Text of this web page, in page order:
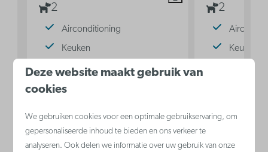
2
Airconditioning
Keuken
Dubbel bed in woonkamer
Bekijken
2
Keuken
Deze website maakt gebruik van
cookies
We gebruiken cookies voor een optimale gebruikservaring, om
gepersonaliseerde inhoud te bieden en ons verkeer te
analyseren. Ook delen we informatie over uw gebruik van onze